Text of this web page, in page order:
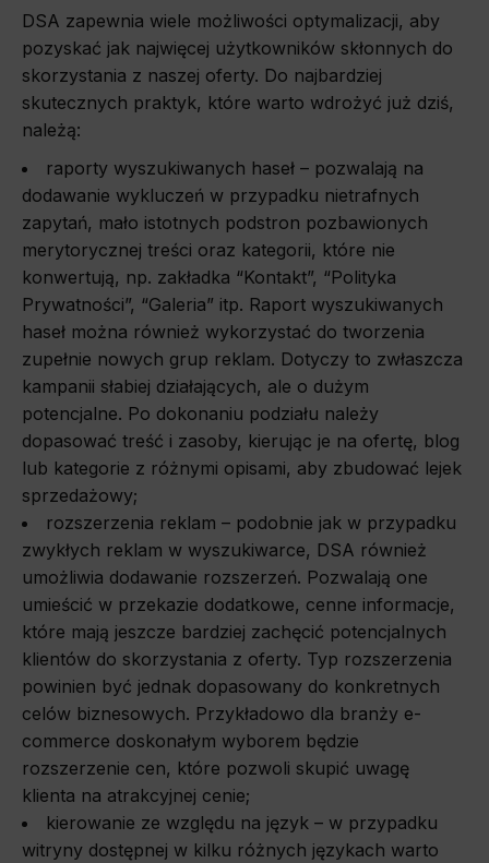
DSA zapewnia wiele możliwości optymalizacji, aby
pozyskać jak najwięcej użytkowników skłonnych do
skorzystania z naszej oferty. Do najbardziej
skutecznych praktyk, które warto wdrożyć już dziś,
należą:
raporty wyszukiwanych haseł – pozwalają na
dodawanie wykluczeń w przypadku nietrafnych
zapytań, mało istotnych podstron pozbawionych
merytorycznej treści oraz kategorii, które nie
konwertują, np. zakładka “Kontakt”, “Polityka
Prywatności”, “Galeria” itp. Raport wyszukiwanych
haseł można również wykorzystać do tworzenia
zupełnie nowych grup reklam. Dotyczy to zwłaszcza
kampanii słabiej działających, ale o dużym
potencjalne. Po dokonaniu podziału należy
dopasować treść i zasoby, kierując je na ofertę, blog
lub kategorie z różnymi opisami, aby zbudować lejek
sprzedażowy;
rozszerzenia reklam – podobnie jak w przypadku
zwykłych reklam w wyszukiwarce, DSA również
umożliwia dodawanie rozszerzeń. Pozwalają one
umieścić w przekazie dodatkowe, cenne informacje,
które mają jeszcze bardziej zachęcić potencjalnych
klientów do skorzystania z oferty. Typ rozszerzenia
powinien być jednak dopasowany do konkretnych
celów biznesowych. Przykładowo dla branży e-
commerce doskonałym wyborem będzie
rozszerzenie cen, które pozwoli skupić uwagę
klienta na atrakcyjnej cenie;
kierowanie ze względu na język – w przypadku
witryny dostępnej w kilku różnych językach warto